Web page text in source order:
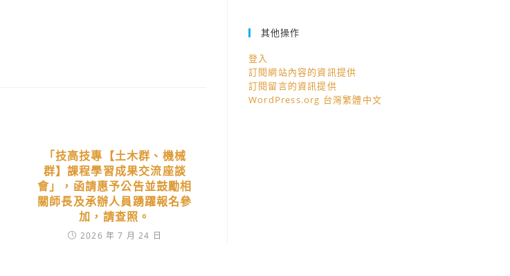
「技高技專【土木群、機械
群】課程學習成果交流座談
會」，函請惠予公告並鼓勵相
關師長及承辦人員踴躍報名參
加，請查照。
2026 年 7 月 24 日
其他操作
登入
訂閱網站內容的資訊提供
訂閱留言的資訊提供
WordPress.org 台灣繁體中文